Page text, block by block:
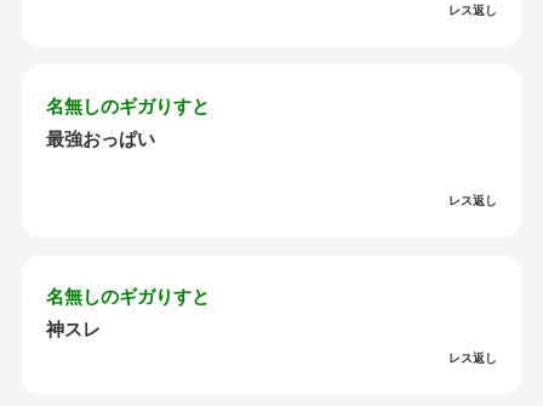
レス返し
名無しのギガりすと
最強おっぱい
レス返し
名無しのギガりすと
神スレ
レス返し